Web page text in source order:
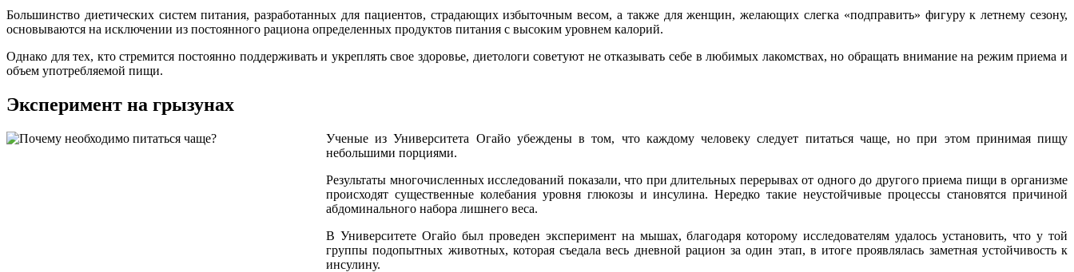
Большинство диетических систем питания, разработанных для пациентов, страдающих избыточным весом, а также для женщин, желающих слегка «подправить» фигуру к летнему сезону,
основываются на исключении из постоянного рациона определенных продуктов питания с высоким уровнем калорий.
Однако для тех, кто стремится постоянно поддерживать и укреплять свое здоровье, диетологи советуют не отказывать себе в любимых лакомствах, но обращать внимание на режим приема и
объем употребляемой пищи.
Эксперимент на грызунах
Ученые из Университета Огайо убеждены в том, что каждому человеку следует питаться чаще, но при этом принимая пищу
небольшими порциями.
Результаты многочисленных исследований показали, что при длительных перерывах от одного до другого приема пищи в организме
происходят существенные колебания уровня глюкозы и инсулина. Нередко такие неустойчивые процессы становятся причиной
абдоминального набора лишнего веса.
В Университете Огайо был проведен эксперимент на мышах, благодаря которому исследователям удалось установить, что у той
группы подопытных животных, которая съедала весь дневной рацион за один этап, в итоге проявлялась заметная устойчивость к
инсулину.